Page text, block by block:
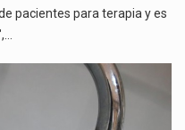
pacientes para terapia y es